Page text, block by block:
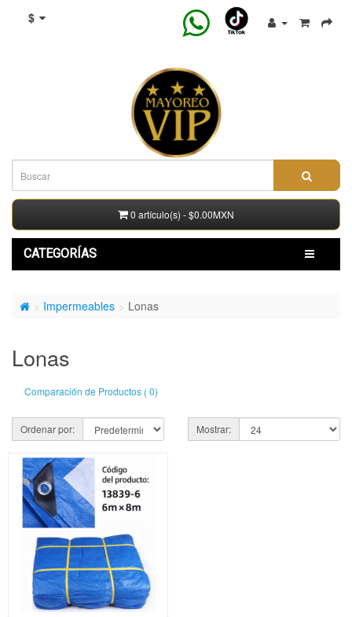
$
0 artículo(s) - $0.00MXN
CATEGORÍAS
Impermeables Lonas
Lonas
Comparación de Productos ( 0)
Ordenar por: Mostrar: